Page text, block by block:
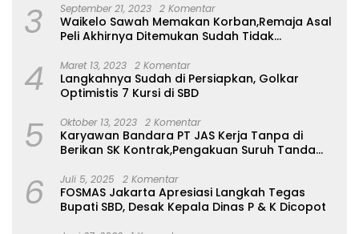
3 September 21, 2023 2 Komentar
Waikelo Sawah Memakan Korban,Remaja Asal
Peli Akhirnya Ditemukan Sudah Tidak
4 Maret 13, 2023 2 Komentar
Langkahnya Sudah di Persiapkan, Golkar
Optimistis 7 Kursi di SBD
5 Oktober 13, 2023 2 Komentar
Karyawan Bandara PT JAS Kerja Tanpa di
Berikan SK Kontrak,Pengakuan Suruh Tanda
6 Juli 5, 2025 2 Komentar
FOSMAS Jakarta Apresiasi Langkah Tegas
Bupati SBD, Desak Kepala Dinas P & K Dicopot